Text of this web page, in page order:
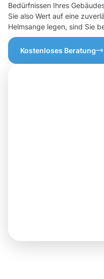
Bedürfnissen Ihres
Sie also Wert auf eine
Helmsange legen, sind Sie
Kostenloses Beratung